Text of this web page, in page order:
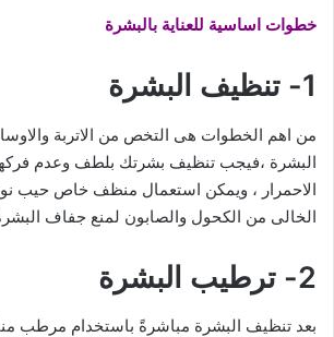
خطوات اساسية للعناية بالبشرة
1- تنظيف البشرة
من اهم الخطوات هى التخص من الاتربة
البشرة ،فيجب تنظيف بشرتك بلطف وعدم
الاحمرار ، ويمكن استعمال منظف خاص حيب
الخالى من الكحول والصابون لمنع جفاف
2- ترطيب البشرة
بعد تنظيف البشرة مباشرةً باستخدام مرطب